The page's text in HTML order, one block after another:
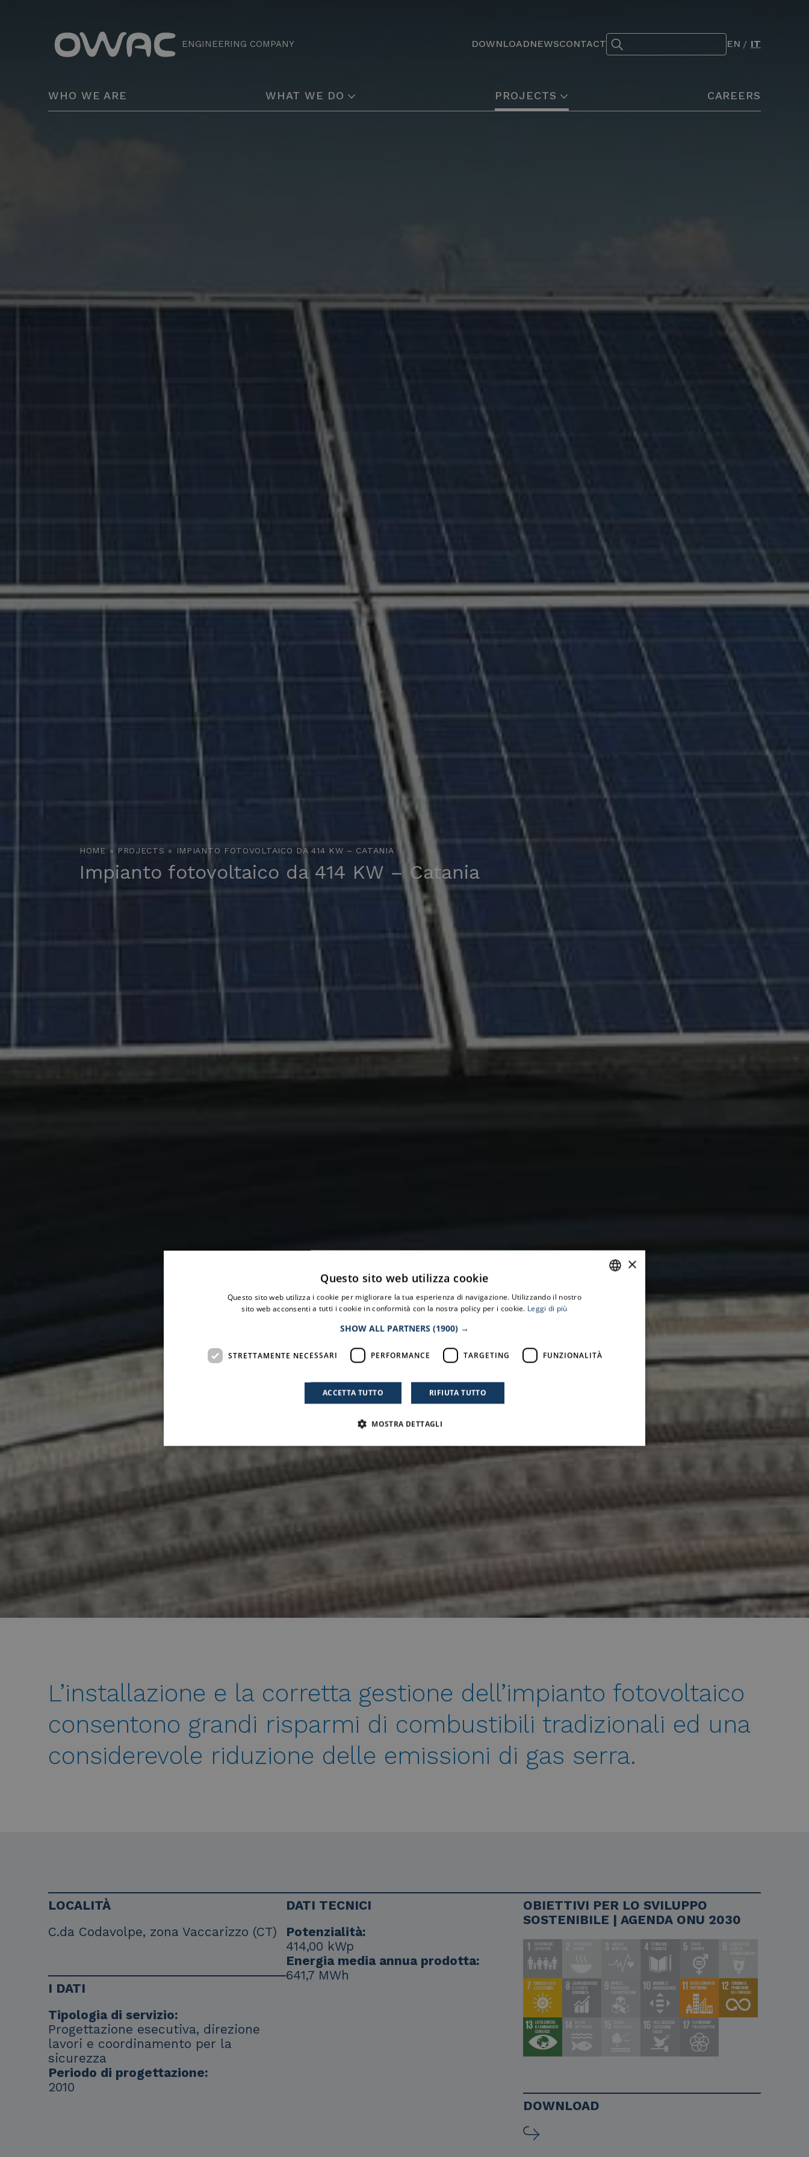
ENGINEERING COMPANY DOWNLOADNEWSCONTACTSearch: EN IT
WHO WE ARE WHAT WE DO PROJECTS CAREERS
HOME » PROJECTS » IMPIANTO FOTOVOLTAICO DA 414 KW – CATANIA
Impianto fotovoltaico da 414 KW – Catania
L’installazione e la corretta gestione dell’impianto fotovoltaico
consentono grandi risparmi di combustibili tradizionali ed una
considerevole riduzione delle emissioni di gas serra.
LOCALITÀ
C.da Codavolpe, zona Vaccarizzo (CT)
I DATI
Tipologia di servizio:
Progettazione esecutiva, direzione
lavori e coordinamento per la
sicurezza
Periodo di progettazione:
2010
DATI TECNICI
Potenzialità:
414,00 kWp
Energia media annua prodotta:
641,7 MWh
OBIETTIVI PER LO SVILUPPO
SOSTENIBILE | AGENDA ONU 2030
DOWNLOAD
×
Questo sito web utilizza cookie
Questo sito web utilizza i cookie per migliorare la tua esperienza di navigazione. Utilizzando il nostro
sito web acconsenti a tutti i cookie in conformità con la nostra policy per i cookie. Leggi di più
SHOW ALL PARTNERS (1900) →
STRETTAMENTE NECESSARI PERFORMANCE TARGETING FUNZIONALITÀ
ACCETTA TUTTO RIFIUTA TUTTO
MOSTRA DETTAGLI